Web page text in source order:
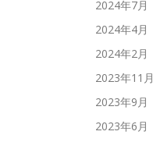
2024年7月
2024年4月
2024年2月
2023年11月
2023年9月
2023年6月